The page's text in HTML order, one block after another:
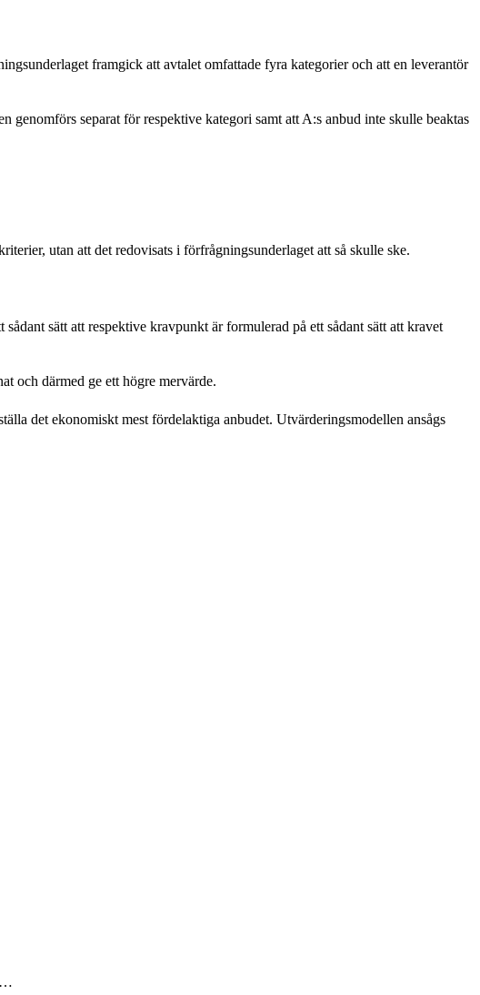
framgick att avtalet omfattade fyra kategorier och att en leverantör
genomförs separat för respektive kategori samt att A:s anbud inte skulle beaktas
utan att det redovisats i förfrågningsunderlaget att så skulle ske.
sätt att respektive kravpunkt är formulerad på ett sådant sätt att kravet
och därmed ge ett högre mervärde.
det ekonomiskt mest fördelaktiga anbudet. Utvärderingsmodellen ansågs